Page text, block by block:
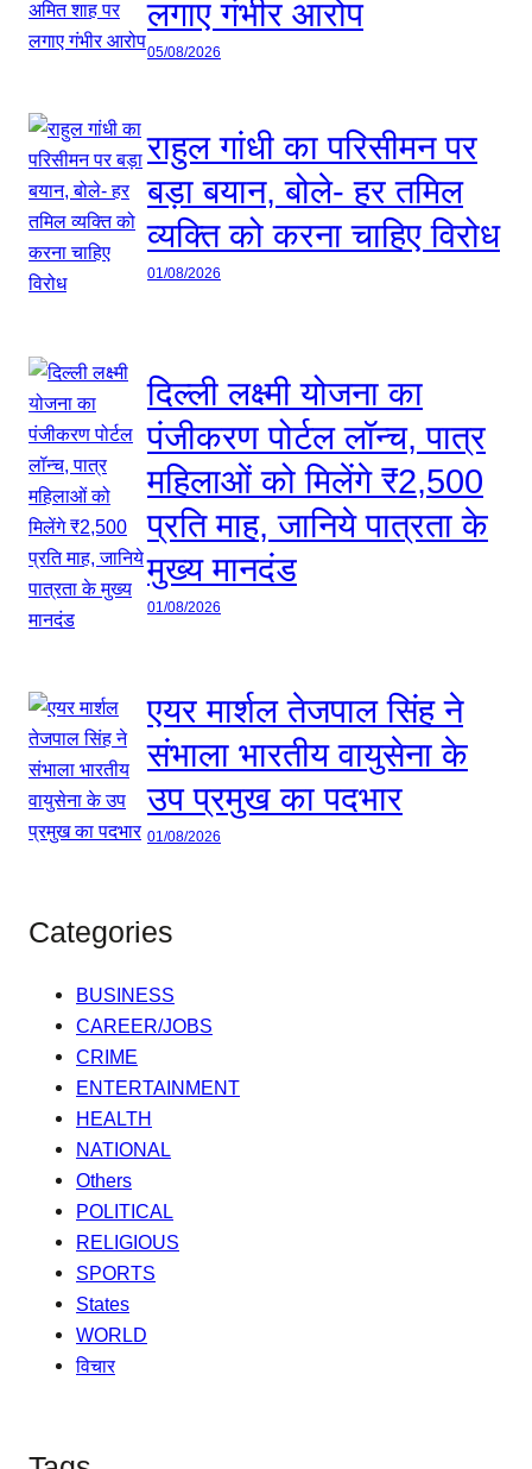
लगाए गंभीर आरोप
05/08/2026
राहुल गांधी का परिसीमन पर
बड़ा बयान, बोले- हर तमिल
व्यक्ति को करना चाहिए विरोध
01/08/2026
दिल्ली लक्ष्मी योजना का
पंजीकरण पोर्टल लॉन्च, पात्र
महिलाओं को मिलेंगे ₹2,500
प्रति माह, जानिये पात्रता के
मुख्य मानदंड
01/08/2026
एयर मार्शल तेजपाल सिंह ने
संभाला भारतीय वायुसेना के
उप प्रमुख का पदभार
01/08/2026
Categories
BUSINESS
CAREER/JOBS
CRIME
ENTERTAINMENT
HEALTH
NATIONAL
Others
POLITICAL
RELIGIOUS
SPORTS
States
WORLD
विचार